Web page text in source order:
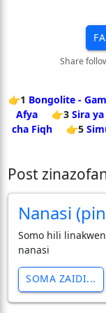
Share
👉1 Bongolite -
Afya
👉3 Sira
cha Fiqh
👉5
Post
Nanasi
Somo hili
nanasi
SOMA ZAIDI...